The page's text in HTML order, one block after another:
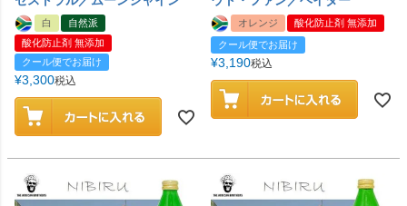
白
自然派
酸化防止剤 無添加
クール便でお届け
¥3,300税込
オレンジ
酸化防止剤 無添加
クール便でお届け
¥3,190税込